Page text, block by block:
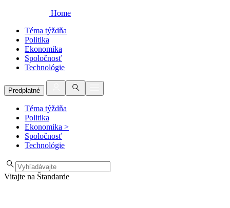
Home
Téma týždňa
Politika
Ekonomika
Spoločnosť
Technológie
Predplatné
Téma týždňa
Politika
Ekonomika >
Spoločnosť
Technológie
Vitajte na Štandarde